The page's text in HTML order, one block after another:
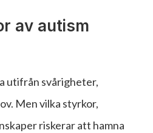
av autism
utifrån svårigheter,
Men vilka styrkor,
riskerar att hamna